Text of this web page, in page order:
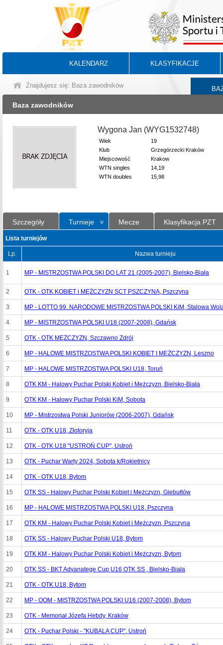
KALENDARZ KLASYFIKACJE
Znajdujesz się: Baza zawodników
Baza zawodników
Wygona Jan (WYG1532748)
Wiek
19
Klub
Grzegórzecki Kraków
Miejscowość
Krakow
WTN singles
14,19
WTN doubles
15,98
Szczegóły Turnieje Mecze Klasyfikacja PZT
Lista turniejów
Lp. Nazwa turnieju
1 MP - MISTRZOSTWA POLSKI DO LAT 21 (2005-2007), Bielsko-Biała
2 OTK - OTK KOBIET i MĘŻCZYZN SCT PSZCZYNA, Pszczyna
3 MP - LOTTO 99. NARODOWE MISTRZOSTWA POLSKI KiM, Stalowa
4 MP - MISTRZOSTWA POLSKI U18 (2007-2008), Gdańsk
5 OTK - OTK MĘŻCZYZN, Szczawno Zdrój
6 MP - HALOWE MISTRZOSTWA POLSKI KOBIET I MĘŻCZYZN, Leszno
7 MP - HALOWE MISTRZOSTWA POLSKI U18, Toruń
8 OTK KM - Halowy Puchar Polski Kobiet i Mężczyzn, Bielsko-Biała
9 OTK KM - Halowy Puchar Polski KiM, Sobota
10 MP - Mistrzostwa Polski Juniorów (2006-2007), Gdańsk
11 OTK - OTK U18, Złotoryja
12 OTK - OTK U18 "USTROŃ CUP", Ustroń
13 OTK - Puchar Warty 2024, Sobota k/Rokietnicy
14 OTK - OTK U18, Bytom
15 OTK SS - Halowy Puchar Polski Kobiet i Mężczyzn, Giebułtów
16 MP - HALOWE MISTRZOSTWA POLSKI U18, Pszczyna
17 OTK KM - Halowy Puchar Polski Kobiet i Mężczyzn, Pszczyna
18 OTK SS - Halowy Puchar Polski U18, Bytom
19 OTK KM - Halowy Puchar Polski Kobiet i Mężczyzn, Bytom
20 OTK SS - BKT Advanatege Cup U16 OTK SS , Bielsko-Biała
21 OTK - OTK U18, Bytom
22 MP - OOM - MISTRZOSTWA POLSKI U16 (2007-2008), Bytom
23 OTK - Memoriał Józefa Hebdy, Kraków
24 OTK - Puchar Polski - "KUBALA CUP", Ustroń